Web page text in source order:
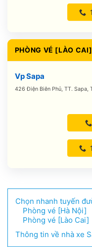
PHÒNG VÉ [LÀO CAI]
Vp Sapa
426 Điện Biên Phủ, TT. Sapa,
Chọn nhanh tuyến
Phòng vé [Hà Nội]
Phòng vé [Lào Cai]
Thông tin về nhà xe